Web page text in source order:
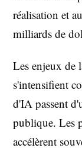
réalisation et
milliards de
Les enjeux de
s'intensifient
d'IA passent
publique. Les
accélèrent